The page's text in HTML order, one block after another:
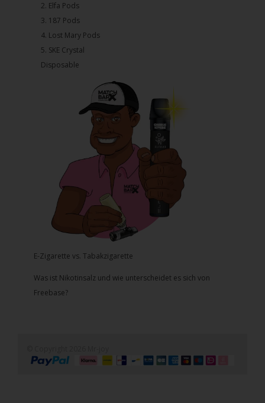
2.⁠ ⁠⁠Elfa Pods
3.⁠ ⁠⁠187 Pods
4.⁠ ⁠⁠Lost Mary Pods
5.⁠ ⁠⁠SKE Crystal
Disposable
E-Zigarette vs. Tabakzigarette
Was ist Nikotinsalz und wie unterscheidet es sich von
Freebase?